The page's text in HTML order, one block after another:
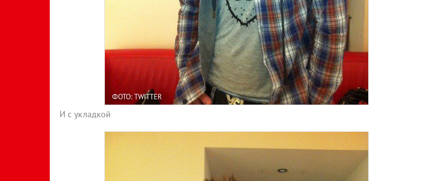
ФОТО: TWITTER
И с укладкой